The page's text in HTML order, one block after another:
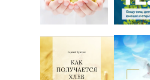
Проповедь-Аудио
Семинар "Второе
Пришествие ИХ"
Семинары Для Лидеров/